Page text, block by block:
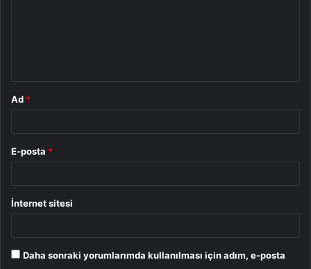
Ad *
E-posta *
İnternet sitesi
Daha sonraki yorumlarımda kullanılması için adım, e-posta